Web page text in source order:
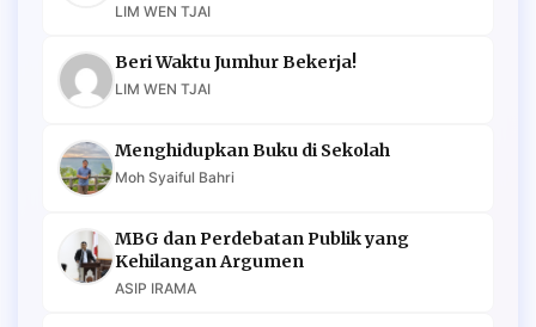
LIM WEN TJAI
Beri Waktu Jumhur Bekerja!
LIM WEN TJAI
Menghidupkan Buku di Sekolah
Moh Syaiful Bahri
MBG dan Perdebatan Publik yang
Kehilangan Argumen
ASIP IRAMA